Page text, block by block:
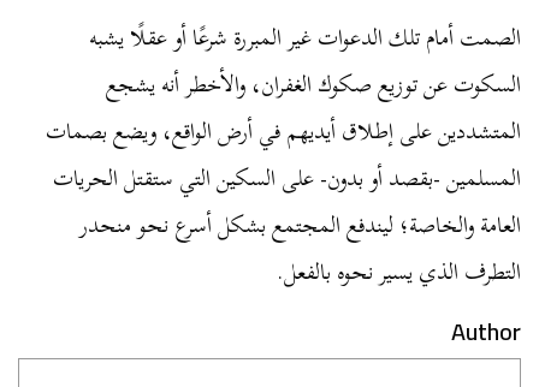
الصمت أمام تلك الدعوات غير المبررة شرعًا أو عقلًا يشبه
السكوت عن توزيع صكوك الغفران، والأخطر أنه يشجع
المتشددين على إطلاق أيديهم في أرض الواقع، ويضع بصمات
المسلمين -بقصد أو بدون- على السكين التي ستقتل الحريات
العامة والخاصة؛ ليندفع المجتمع بشكل أسرع نحو منحدر
التطرف الذي يسير نحوه بالفعل.
Author